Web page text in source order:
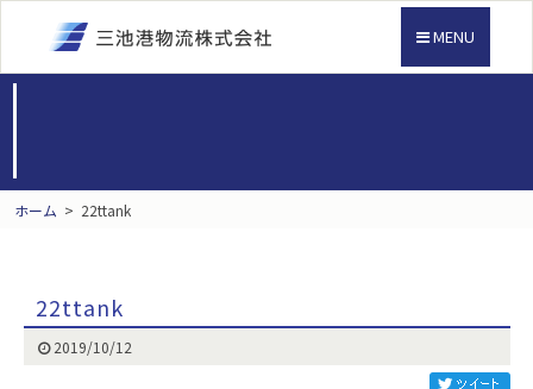
MENU
ホーム > 22ttank
22ttank
2019/10/12